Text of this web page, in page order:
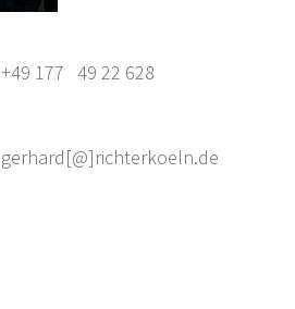
+49 177 49 22 628
gerhard[@]richterkoeln.de